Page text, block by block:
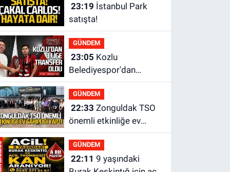
23:19
satışta!
GÜNDEM
23:05
Belediyespor'dan
3.Lig'e transfer oldu
GÜNDEM
22:33
önemli etkinliğe ev
sahipliği yaptı
GÜNDEM
22:11